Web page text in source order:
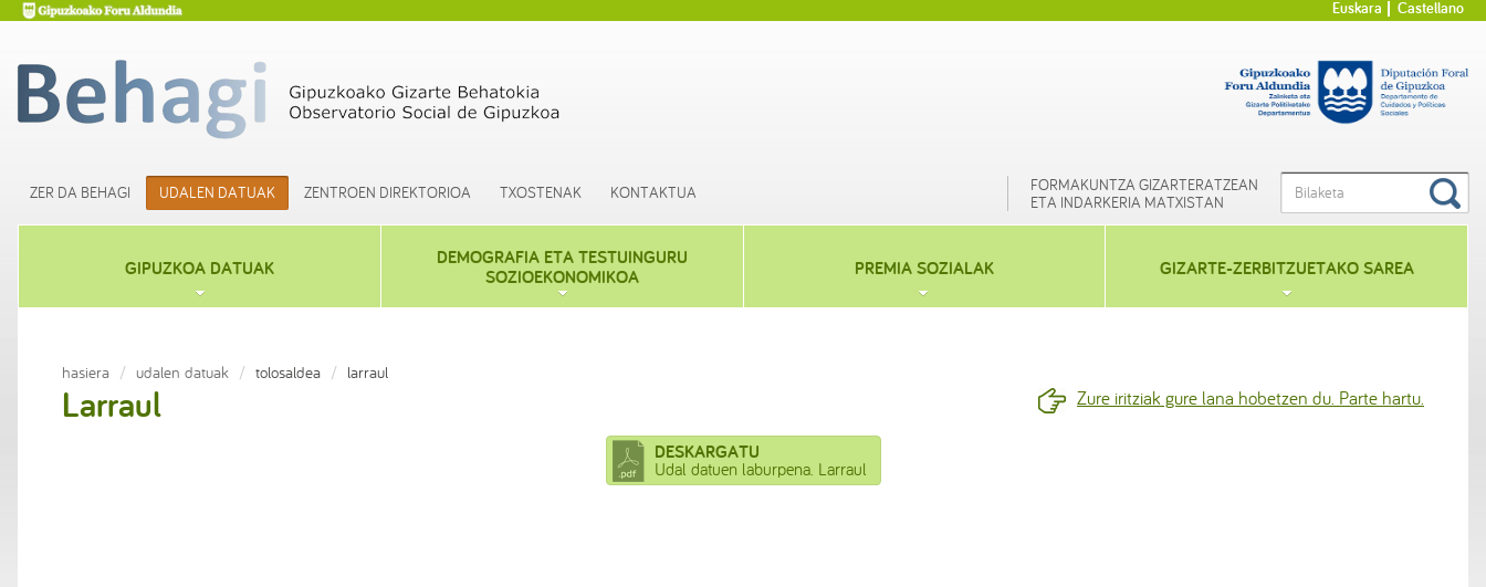
Euskara Castellano
ZER DA BEHAGI UDALEN DATUAK ZENTROEN DIREKTORIOA TXOSTENAK KONTAKTUA
FORMAKUNTZA GIZARTERATZEAN
ETA INDARKERIA MATXISTAN
GIPUZKOA DATUAK
DEMOGRAFIA ETA TESTUINGURU
SOZIOEKONOMIKOA
PREMIA SOZIALAK GIZARTE-ZERBITZUETAKO SAREA
hasiera udalen datuak tolosaldea larraul
Larraul Zure iritziak gure lana hobetzen du. Parte hartu.
DESKARGATU
Udal datuen laburpena. Larraul